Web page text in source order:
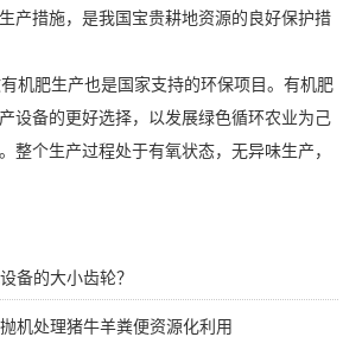
产措施，是我国宝贵耕地资源的良好保护措
机肥生产也是国家支持的环保项目。有机肥
设备的更好选择，以发展绿色循环农业为己
整个生产过程处于有氧状态，无异味生产，
备的大小齿轮？
机处理猪牛羊粪便资源化利用